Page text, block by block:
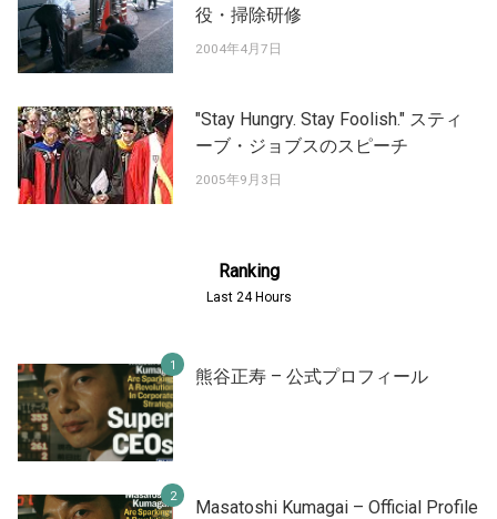
役・掃除研修
2004年4月7日
"Stay Hungry. Stay Foolish." スティ
ーブ・ジョブスのスピーチ
2005年9月3日
Ranking
Last 24 Hours
熊谷正寿 – 公式プロフィール
Masatoshi Kumagai – Official Profile